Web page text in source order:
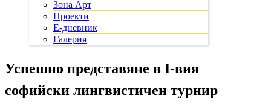
Зона Арт
Проекти
Е-дневник
Галерия
Успешно представяне в I-вия
софийски лингвистичен турнир